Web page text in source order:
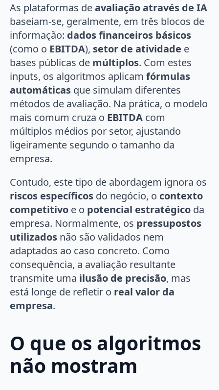
As plataformas deavaliação através de IA
baseiam-se, geralmente, em três blocos de
informação: dados financeiros básicos
(como o EBITDA), setor de atividade e
bases públicas de múltiplos. Com estes
inputs, os algoritmos aplicam fórmulas
automáticas que simulam diferentes
métodos de avaliação. Na prática, o modelo
mais comum cruza o EBITDA com
múltiplos médios por setor, ajustando
ligeiramente segundo o tamanho da
empresa.
Contudo, este tipo de abordagem ignora os
riscos específicos do negócio, o contexto
competitivo e o potencial estratégico da
empresa. Normalmente, os pressupostos
utilizados não são validados nem
adaptados ao caso concreto. Como
consequência, a avaliação resultante
transmite uma ilusão de precisão, mas
está longe de refletir o real valor da
empresa.
O que os algoritmos
não mostram